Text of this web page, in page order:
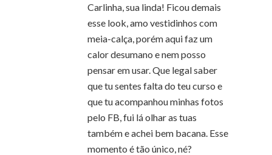
Carlinha, sua linda! Ficou demais
esse look, amo vestidinhos com
meia-calça, porém aqui faz um
calor desumano e nem posso
pensar em usar. Que legal saber
que tu sentes falta do teu curso e
que tu acompanhou minhas fotos
pelo FB, fui lá olhar as tuas
também e achei bem bacana. Esse
momento é tão único, né?